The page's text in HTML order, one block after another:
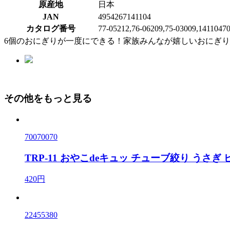
原産地
日本
JAN
4954267141104
カタログ番号
77-05212,76-06209,75-
6個のおにぎりが一度にできる！家族みんなが嬉しいおにぎり
その他をもっと見る
70070070
TRP-11 おやこdeキュッ チューブ絞り うさぎ
420円
22455380